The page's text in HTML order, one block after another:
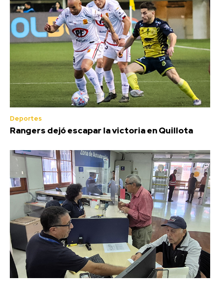
Deportes
Rangers dejó escapar la victoria en Quillota